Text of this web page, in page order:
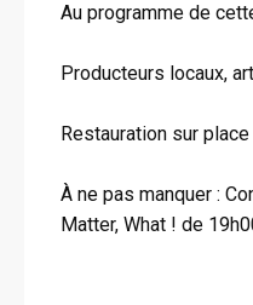
Au programme de
Producteurs locaux,
Restauration sur
À ne pas manquer :
Matter, What ! de